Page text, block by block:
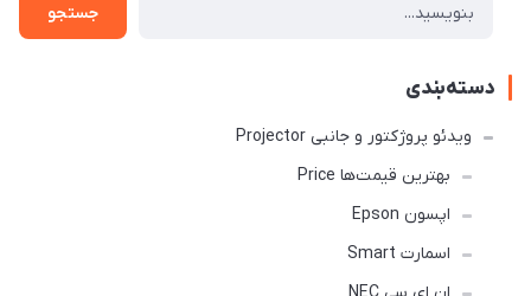
جستجو
دسته‌بندی
ویدئو پروژکتور و جانبی Projector
بهترین قیمت‌ها Price
اپسون Epson
اسمارت Smart